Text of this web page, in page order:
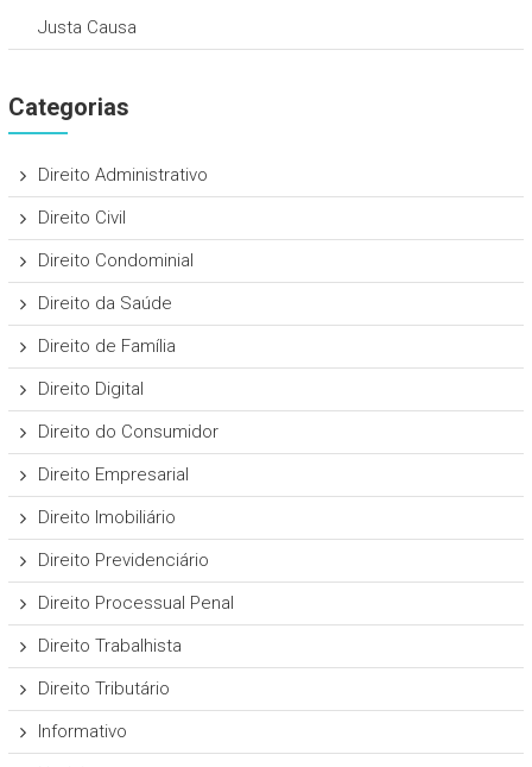
Justa Causa
Categorias
Direito Administrativo
Direito Civil
Direito Condominial
Direito da Saúde
Direito de Família
Direito Digital
Direito do Consumidor
Direito Empresarial
Direito Imobiliário
Direito Previdenciário
Direito Processual Penal
Direito Trabalhista
Direito Tributário
Informativo